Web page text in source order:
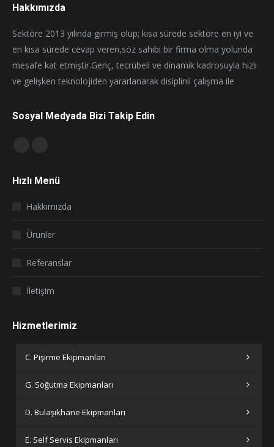
Hakkımızda
Sektöre 2013 yılında girmiş olup; kısa sürede sektöre en iyi ve
en kısa sürede cevap veren,söz sahibi bir firma olma yolunda
mesafe kat etmiştir.Genç, tecrübeli ve dinamik kadrosuyla hızlı
ve gelişken teknolojiden yararlanarak disiplinli çalışma ile
Sosyal Medyada Bizi Takip Edin
opens
window
opens
window
Hızlı Menü
Hakkımızda
Ürünler
Referanslar
İletişim
Hizmetlerimiz
C. Pişirme Ekipmanları
G. Soğutma Ekipmanları
D. Bulaşıkhane Ekipmanları
E. Self Servis Ekipmanları